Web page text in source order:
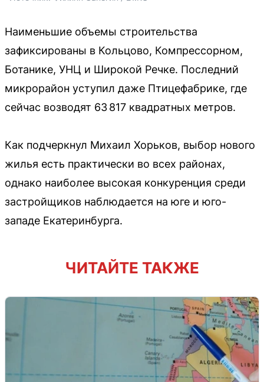
Наименьшие объемы строительства
зафиксированы в Кольцово, Компрессорном,
Ботанике, УНЦ и Широкой Речке. Последний
микрорайон уступил даже Птицефабрике, где
сейчас возводят 63 817 квадратных метров.
Как подчеркнул Михаил Хорьков, выбор нового
жилья есть практически во всех районах,
однако наиболее высокая конкуренция среди
застройщиков наблюдается на юге и юго-
западе Екатеринбурга.
ЧИТАЙТЕ ТАКЖЕ